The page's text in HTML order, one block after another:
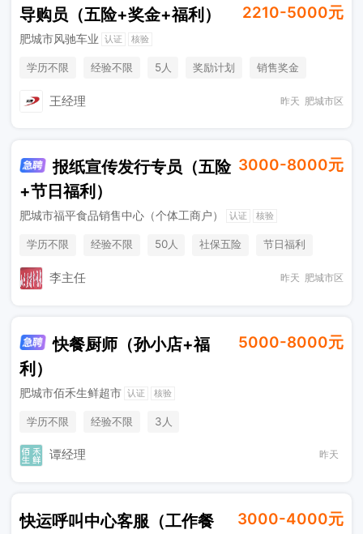
导购员（五险+奖金+福利） 2210-5000元
肥城市风驰车业 认证 核验
学历不限 经验不限 5人 奖励计划
销售奖金
王经理 昨天 肥城市区
报纸宣传发行专员（五险
+节日福利）
3000-8000元
肥城市福平食品销售中心（个体工商户） 认证 核验
学历不限 经验不限 50人 社保五险
节日福利
销售奖金
李主任 昨天 肥城市区
快餐厨师（孙小店+福
利）
5000-8000元
肥城市佰禾生鲜超市 认证 核验
学历不限 经验不限 3人
谭经理 昨天
快运呼叫中心客服（工作餐
3000-4000元